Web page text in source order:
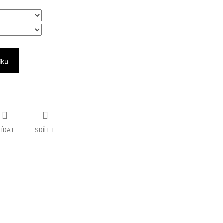
SDÍLET